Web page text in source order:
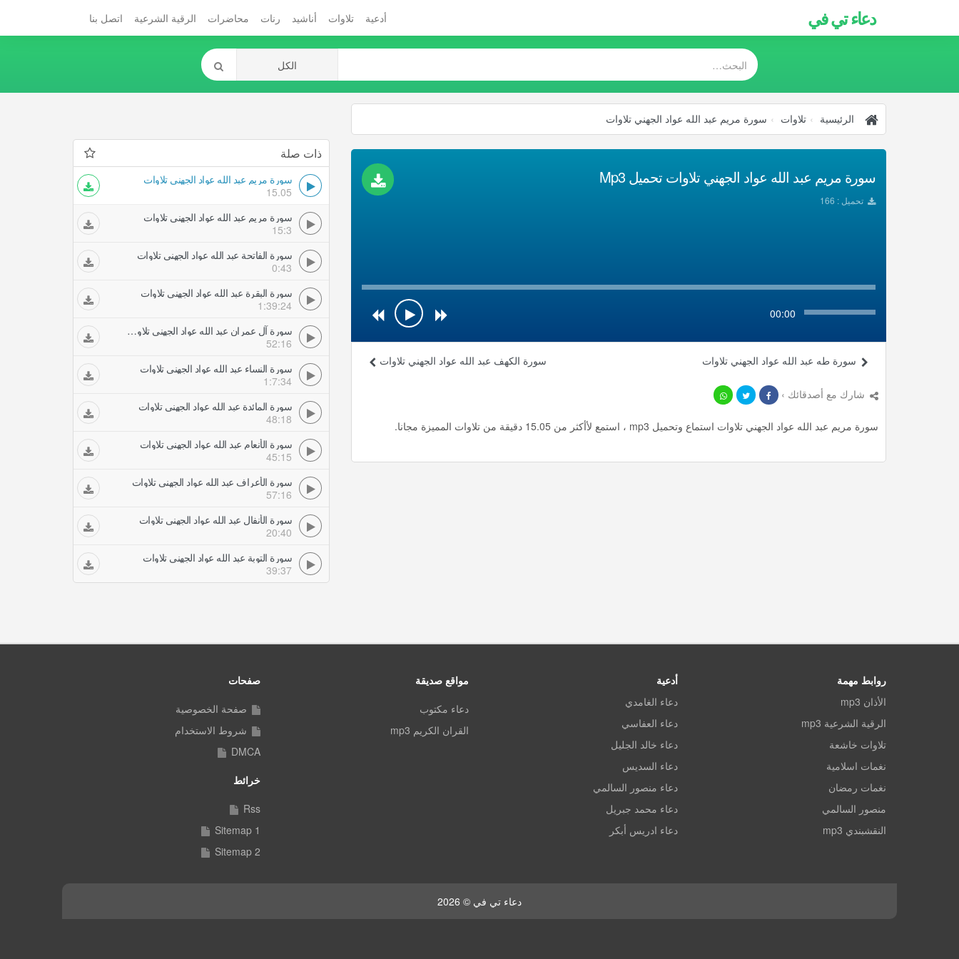
دعاء تي في أدعية تلاوات أناشيد رنات محاضرات الرقية الشرعية اتصل بنا
الرئيسية تلاوات سورة مريم عبد الله عواد الجهني تلاوات
سورة مريم عبد الله عواد الجهني تلاوات تحميل Mp3
تحميل : 166
00:00
سورة الكهف عبد الله عواد الجهني تلاوات سورة طه عبد الله عواد الجهني تلاوات
شارك مع أصدقائك ›
سورة مريم عبد الله عواد الجهني تلاوات استماع وتحميل mp3 ، استمع لأأكثر من 15.05 دقيقة من تلاوات المميزة مجانا.
ذات صلة
سورة مريم عبد الله عواد الجهني تلاوات
15.05
سورة مريم عبد الله عواد الجهني تلاوات
15:3
سورة الفاتحة عبد الله عواد الجهني تلاوات
0:43
سورة البقرة عبد الله عواد الجهني تلاوات
1:39:24
سورة آل عمران عبد الله عواد الجهني تلاوات
52:16
سورة النساء عبد الله عواد الجهني تلاوات
1:7:34
سورة المائدة عبد الله عواد الجهني تلاوات
48:18
سورة الأنعام عبد الله عواد الجهني تلاوات
45:15
سورة الأعراف عبد الله عواد الجهني تلاوات
57:16
سورة الأنفال عبد الله عواد الجهني تلاوات
20:40
سورة التوبة عبد الله عواد الجهني تلاوات
39:37
روابط مهمة
الأذان mp3
الرقية الشرعية mp3
تلاوات خاشعة
نغمات اسلامية
نغمات رمضان
منصور السالمي
النقشبندي mp3
أدعية
دعاء الغامدي
دعاء العفاسي
دعاء خالد الجليل
دعاء السديس
دعاء منصور السالمي
دعاء محمد جبريل
دعاء ادريس أبكر
مواقع صديقة
دعاء مكتوب
القران الكريم mp3
صفحات
صفحة الخصوصية
شروط الاستخدام
DMCA
خرائط
Rss
Sitemap 1
Sitemap 2
دعاء تي في © 2026